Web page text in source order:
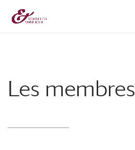
Les membres